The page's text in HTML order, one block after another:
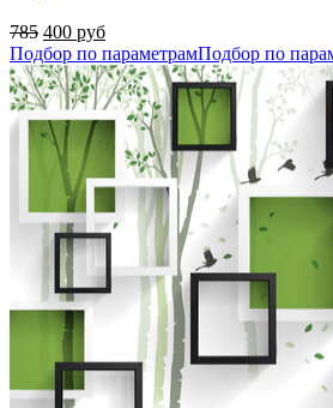
785 400 руб
Подбор по параметрамПодбор по